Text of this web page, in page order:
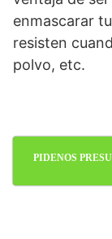
enmascarar
resisten
polvo, etc.
PIDENOS